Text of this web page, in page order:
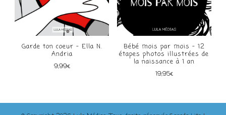
Garde ton coeur – Ella N.
Andria
9,99€
Bébé mois par mois – 12
étapes photos illustrées de
la naissance à 1 an
19,95€